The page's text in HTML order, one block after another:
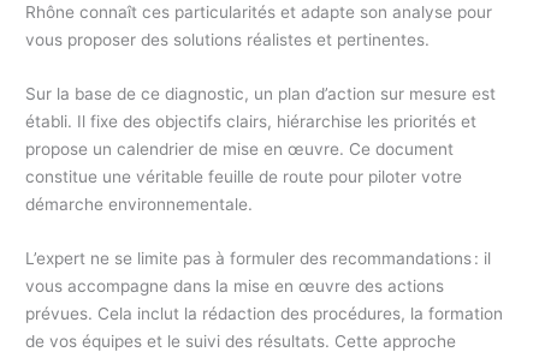
Rhône connaît ces particularités et adapte son analyse pour
vous proposer des solutions réalistes et pertinentes.
Sur la base de ce diagnostic, un plan d’action sur mesure est
établi. Il fixe des objectifs clairs, hiérarchise les priorités et
propose un calendrier de mise en œuvre. Ce document
constitue une véritable feuille de route pour piloter votre
démarche environnementale.
L’expert ne se limite pas à formuler des recommandations : il
vous accompagne dans la mise en œuvre des actions
prévues. Cela inclut la rédaction des procédures, la formation
de vos équipes et le suivi des résultats. Cette approche